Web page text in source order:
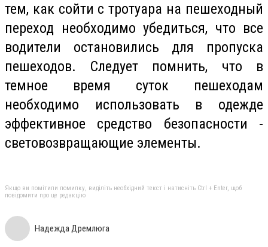
тем, как сойти с тротуара на пешеходный
переход необходимо убедиться, что все
водители остановились для пропуска
пешеходов. Следует помнить, что в
темное время суток пешеходам
необходимо использовать в одежде
эффективное средство безопасности -
световозвращающие элементы.
Якщо ви помітили помилку, виділіть необхідний текст і натисніть Ctrl + Enter, щоб
повідомити про це редакцію
Надежда Дремлюга